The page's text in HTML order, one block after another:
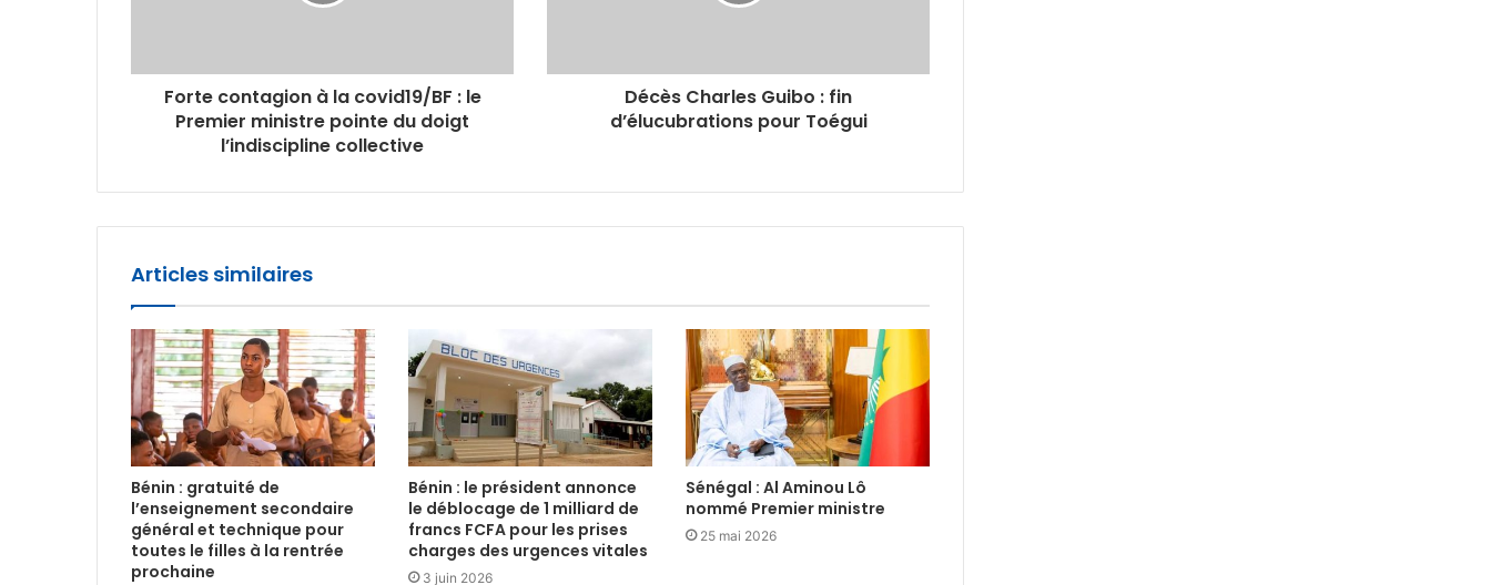
Forte contagion à la covid19/BF : le
Premier ministre pointe du doigt
l’indiscipline collective
Décès Charles Guibo : fin
d’élucubrations pour Toégui
Articles similaires
Bénin : gratuité de
l’enseignement secondaire
général et technique pour
toutes le filles à la rentrée
prochaine
Bénin : le président annonce
le déblocage de 1 milliard de
francs FCFA pour les prises
charges des urgences vitales
3 juin 2026
Sénégal : Al Aminou Lô
nommé Premier ministre
25 mai 2026